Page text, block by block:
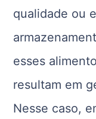
qualidade ou
esses
resultam em
Nesse caso,